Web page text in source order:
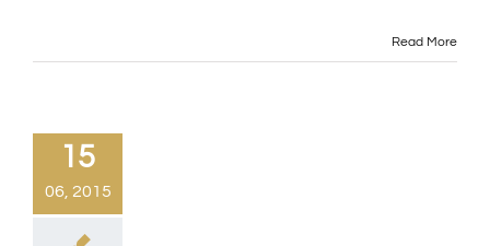
Read More
15
06, 2015